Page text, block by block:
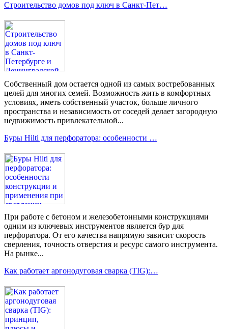
Строительство домов под ключ в Санкт-Пет…
Собственный дом остается одной из самых востребованных
целей для многих семей. Возможность жить в комфортных
условиях, иметь собственный участок, больше личного
пространства и независимость от соседей делает загородную
недвижимость привлекательной...
Буры Hilti для перфоратора: особенности …
При работе с бетоном и железобетонными конструкциями
одним из ключевых инструментов является бур для
перфоратора. От его качества напрямую зависит скорость
сверления, точность отверстия и ресурс самого инструмента.
На рынке...
Как работает аргонодуговая сварка (TIG):…